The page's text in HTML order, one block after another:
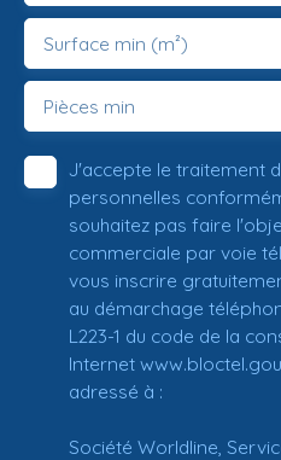
Surface min (m²)
Pièces min
J'accepte le traitement
personnelles
souhaitez pas faire
commerciale par voie
vous inscrire
au démarchage
L223-1 du code de la
Internet
adressé à :
Société Worldline,